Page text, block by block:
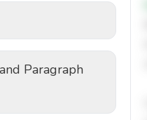
Paragraph